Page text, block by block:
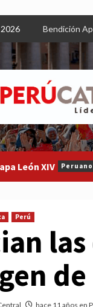
Bendición
León XIV Peruano
Perú
hace 11 años en